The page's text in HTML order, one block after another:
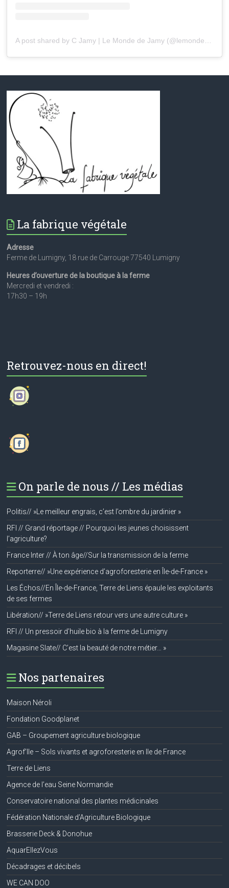
A post shared by C Jamy | Le Monde de Jamy (@lemondedejamy)
La fabrique végétale
Adresse
Ferme de Lumigny, 18 rue de Carrouge 77540 Lumigny
Heures d’ouverture de la boutique à la ferme
Mercredi et vendredi :
17h30 – 19h
Retrouvez-nous en direct!
On parle de nous // Les médias
Politis// »Le meilleur engrais, c’est l’ombre du jardinier »
RFI // Grand réportage // Pourquoi les jeunes choisissent
l’agriculture?
France Inter // À ton âge//Sur la transmission de la ferme
Reporterre// »Une expérience d’agroforesterie en Île-de-France »
Les Échos//En Île-de-France, Terre de Liens épaule les exploitants
de ses fermes
Libération// »Terre de Liens retour vers une autre culture »
RFI // Un pressoir d’huile bio à la ferme de Lumigny
Magasine Slate// C’est la beauté de notre métier… »
Nos partenaires
Maison Néroli
Fondation Goodplanet
GAB – Groupement agriculture biologique
Agrof’Ile – Sols vivants et agroforesterie en Ile de France
Terre de Liens
Agence de l’eau Seine Normandie
Conservatoire national des plantes médicinales
Fédération Nationale d’Agriculture Biologique
Brasserie Deck & Donohue
AquarEllezVous
Décadrages et décibels
WE CAN DOO